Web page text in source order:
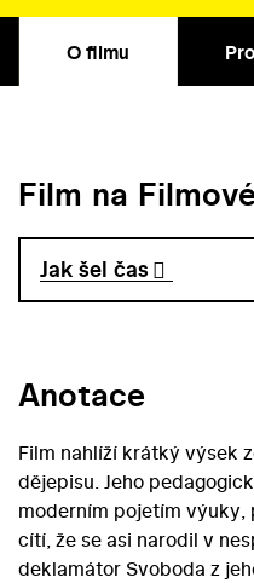
O filmu
Film na
Jak šel čas
Anotace
Film nahlíží krátký výsek
dějepisu. Jeho
moderním pojetím výuky,
cítí, že se asi narodil v
deklamátor Svoboda z